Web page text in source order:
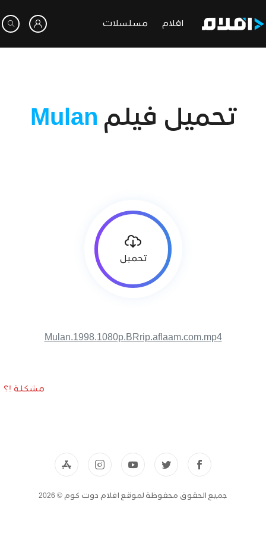
افلام مسلسلات
تحميل فيلم Mulan
تحميل
Mulan.1998.1080p.BRrip.aflaam.com.mp4
مشكلة !؟
جميع الحقوق محفوظة لموقع افلام دوت كوم © 2026